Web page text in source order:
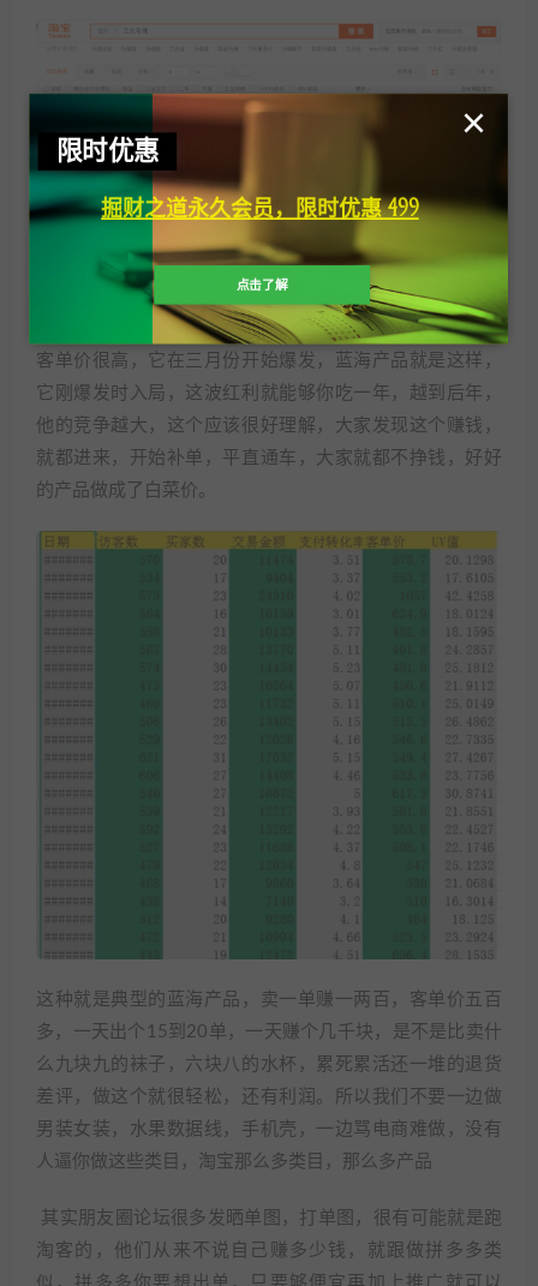
客单价很高，它在三月份开始爆发，蓝海产品就是这样，
它刚爆发时入局，这波红利就能够你吃一年，越到后年，
他的竞争越大，这个应该很好理解，大家发现这个赚钱，
就都进来，开始补单，平直通车，大家就都不挣钱，好好
的产品做成了白菜价。
这种就是典型的蓝海产品，卖一单赚一两百，客单价五百
多，一天出个15到20单，一天赚个几千块，是不是比卖什
么九块九的袜子，六块八的水杯，累死累活还一堆的退货
差评，做这个就很轻松，还有利润。所以我们不要一边做
男装女装，水果数据线，手机壳，一边骂电商难做，没有
人逼你做这些类目，淘宝那么多类目，那么多产品
其实朋友圈论坛很多发晒单图，打单图，很有可能就是跑
淘客的，他们从来不说自己赚多少钱，就跟做拼多多类
限时优惠
掘财之道永久会员，限时优惠 499
点击了解
×